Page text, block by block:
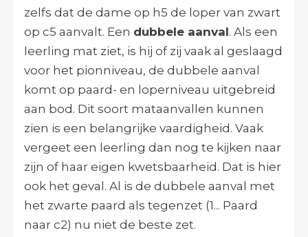
zelfs dat de dame op h5 de loper van zwart
op c5 aanvalt. Een dubbele aanval. Als een
leerling mat ziet, is hij of zij vaak al geslaagd
voor het pionniveau, de dubbele aanval
komt op paard- en loperniveau uitgebreid
aan bod. Dit soort mataanvallen kunnen
zien is een belangrijke vaardigheid. Vaak
vergeet een leerling dan nog te kijken naar
zijn of haar eigen kwetsbaarheid. Dat is hier
ook het geval. Al is de dubbele aanval met
het zwarte paard als tegenzet (1... Paard
naar c2) nu niet de beste zet.